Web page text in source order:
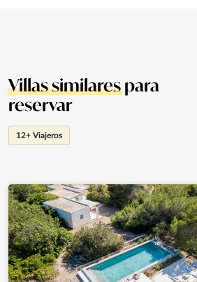
Villas similarespara
reservar
12+ Viajeros